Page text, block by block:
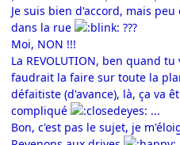
Je suis bien d'accord, mais
dans la rue
???
Moi, NON !!!
La REVOLUTION, ben quand
faudrait la faire sur toute la
défaitiste (d'avance), là, ça va
compliqué
...
Bon, c'est pas le sujet, je